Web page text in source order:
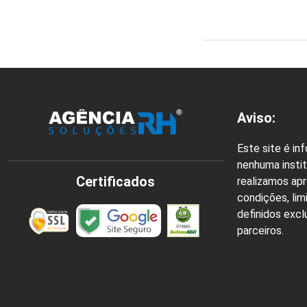
Certificados
Aviso:
Este site é
nenhuma
realizamos
condições,
definidos
parceiros.